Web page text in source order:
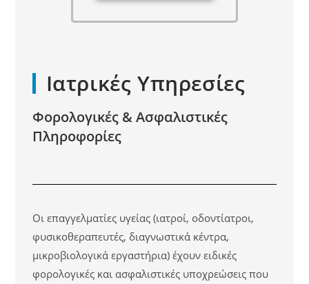
Ιατρικές Υπηρεσίες
Φορολογικές & Ασφαλιστικές
Πληροφορίες
Οι επαγγελματίες υγείας (ιατροί, οδοντίατροι,
φυσικοθεραπευτές, διαγνωστικά κέντρα,
μικροβιολογικά εργαστήρια) έχουν ειδικές
φορολογικές και ασφαλιστικές υποχρεώσεις που